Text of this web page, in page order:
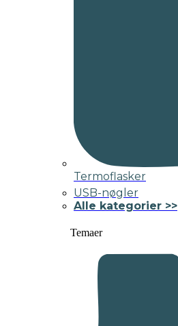
Termoflasker
USB-nøgler
Alle kategorier >>
Temaer